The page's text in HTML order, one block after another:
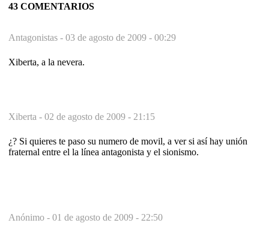
43 COMENTARIOS
Antagonistas - 03 de agosto de 2009 - 00:29
Xiberta, a la nevera.
Xiberta - 02 de agosto de 2009 - 21:15
¿? Si quieres te paso su numero de movil, a ver si así hay unión
fraternal entre el la línea antagonista y el sionismo.
Anónimo - 01 de agosto de 2009 - 22:50